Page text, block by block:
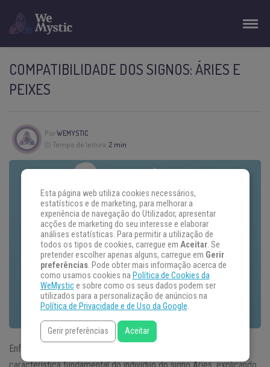
COMPATIBILIDADE DOS SIGNOS: ÁRIES E
PEIXES
PorWEMYSTIC
Tempo de leitura: 2 min
Enfrentar as dificuldades da vida como um guerreiro é uma
característica fundamental do indivíduo do signo Áries, explicando
Esta página web utiliza cookies necessários,
estatísticos e de marketing, para melhorar a
experiência de navegação do Utilizador, apresentar
acções de marketing do seu interesse e elaborar
análises estatísticas. Para permitir a utilização de
todos os tipos de cookies, carregue em Aceitar. Se
pretender escolher apenas alguns, carregue em Gerir
preferências. Pode obter mais informação acerca de
como usamos cookies na Política de Cookies da
WeMystice sobre como os seus dados podem ser
utilizados para a personalização de anúncios na
Política de Privacidade e de Uso da Google.
Gerir preferências Aceitar